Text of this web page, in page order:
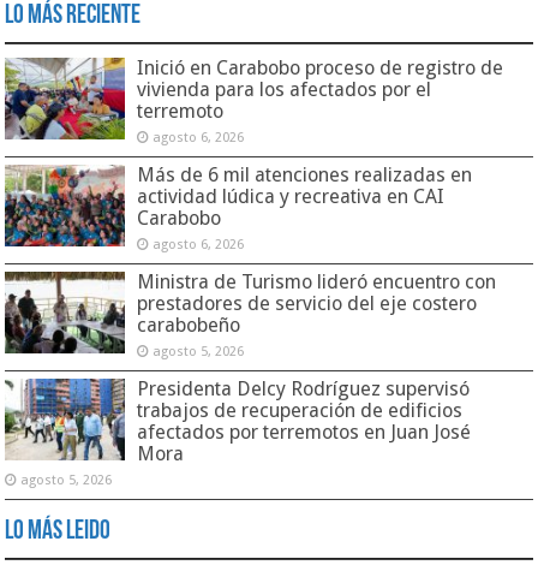
Lo Más Reciente
Inició en Carabobo proceso de registro de
vivienda para los afectados por el
terremoto
agosto 6, 2026
Más de 6 mil atenciones realizadas en
actividad lúdica y recreativa en CAI
Carabobo
agosto 6, 2026
Ministra de Turismo lideró encuentro con
prestadores de servicio del eje costero
carabobeño
agosto 5, 2026
Presidenta Delcy Rodríguez supervisó
trabajos de recuperación de edificios
afectados por terremotos en Juan José
Mora
agosto 5, 2026
Lo Más Leido